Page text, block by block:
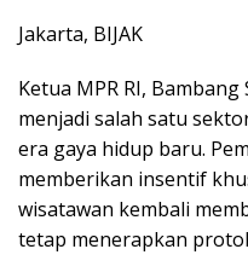
Jakarta, BIJAK
Ketua MPR RI,
menjadi salah satu
era gaya hidup baru.
memberikan insentif
wisatawan kembali
tetap menerapkan